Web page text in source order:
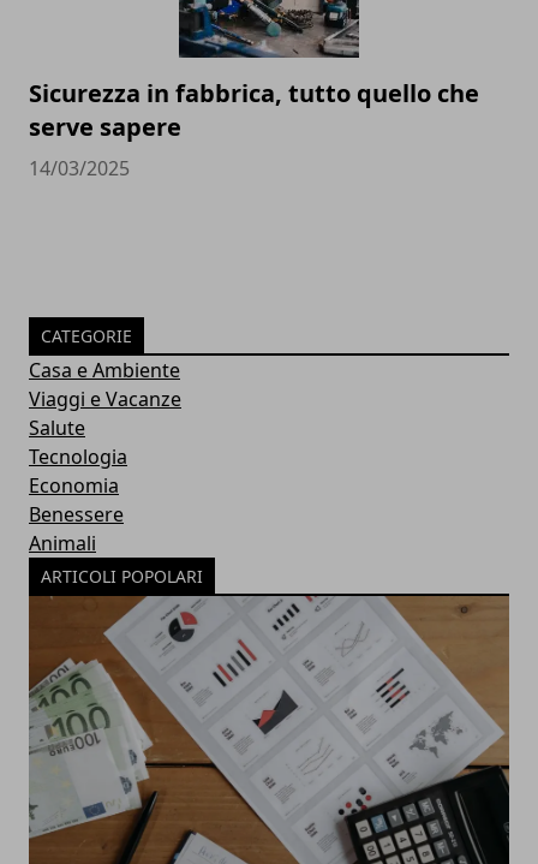
Sicurezza in fabbrica, tutto quello che
serve sapere
14/03/2025
CATEGORIE
Casa e Ambiente
Viaggi e Vacanze
Salute
Tecnologia
Economia
Benessere
Animali
ARTICOLI POPOLARI